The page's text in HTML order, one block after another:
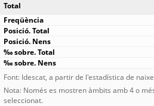
Total
Font: Idescat, a partir de l'estadística de
Nota: Només es mostren àmbits amb 4 o
seleccionat.